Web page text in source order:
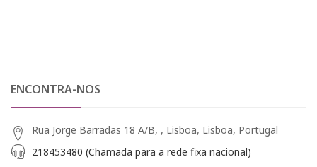
ENCONTRA-NOS
Rua Jorge Barradas 18 A/B, , Lisboa, Lisboa, Portugal
218453480 (Chamada para a rede fixa nacional)